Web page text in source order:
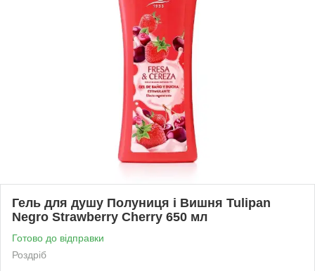
Гель для душу Полуниця і Вишня Tulipan
Negro Strawberry Cherry 650 мл
Готово до відправки
Роздріб